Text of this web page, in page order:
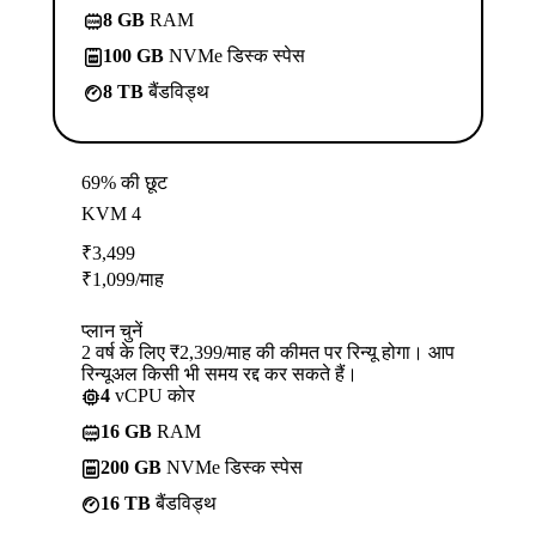
8 GB RAM
100 GB NVMe डिस्क स्पेस
8 TBबैंडविड्थ
69% की छूट
KVM 4
₹3,499
₹1,099/माह
प्लान चुनें
2 वर्ष के लिए ₹2,399/माह की कीमत पर रिन्यू होगा। आप
रिन्यूअल किसी भी समय रद्द कर सकते हैं।
4 vCPU कोर
16 GB RAM
200 GB NVMe डिस्क स्पेस
16 TBबैंडविड्थ